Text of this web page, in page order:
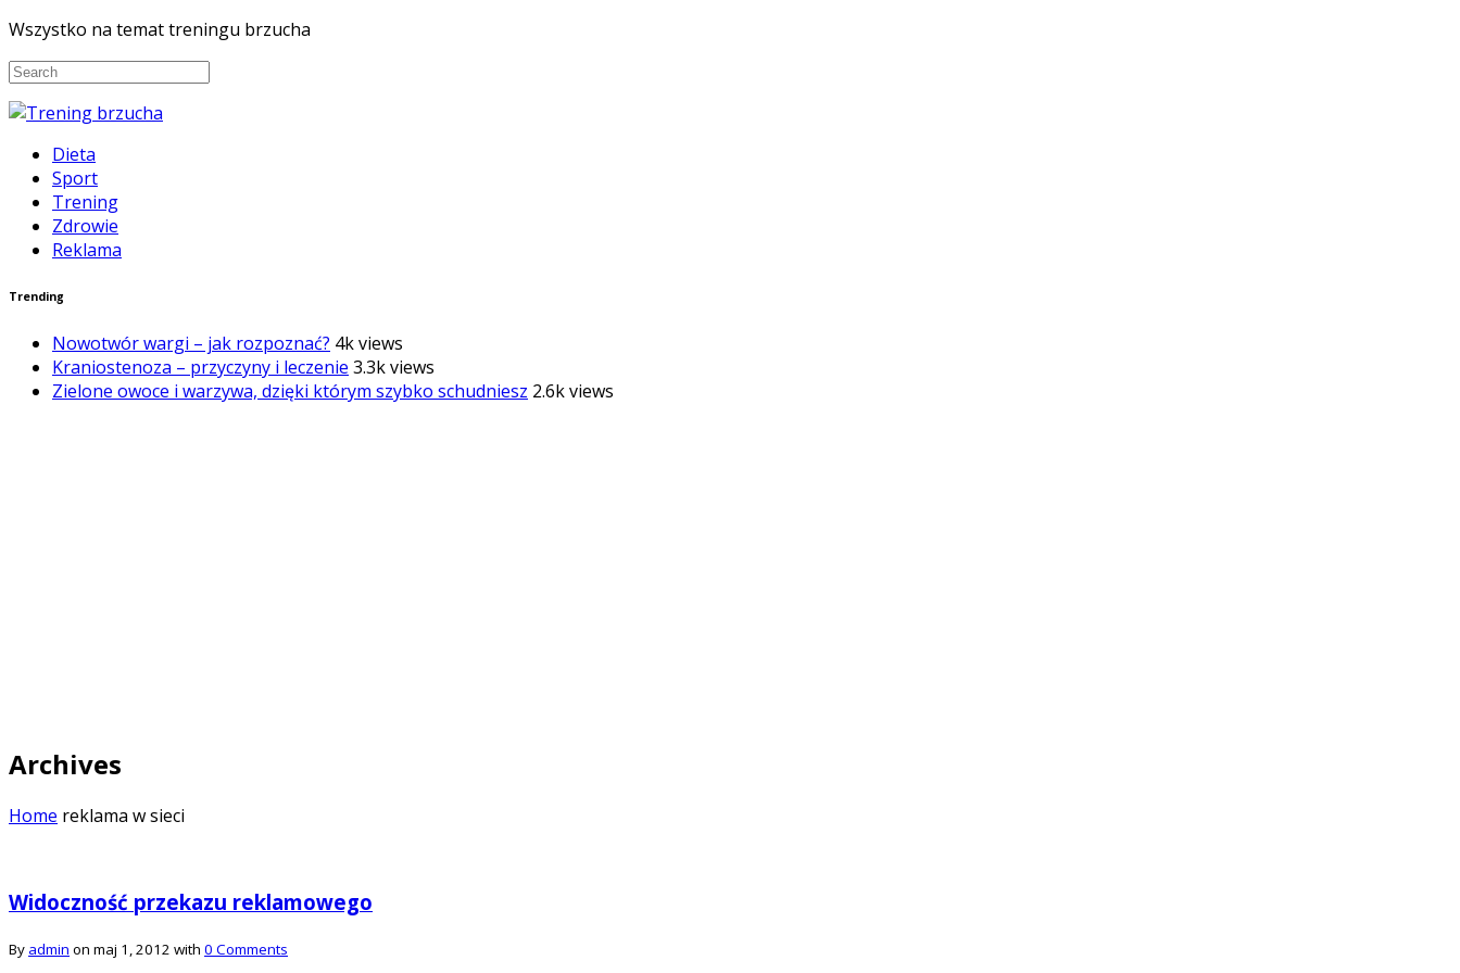
Wszystko na temat treningu brzucha
Dieta
Sport
Trening
Zdrowie
Reklama
Trending
Nowotwór wargi – jak rozpoznać? 4k views
Kraniostenoza – przyczyny i leczenie 3.3k views
Zielone owoce i warzywa, dzięki którym szybko schudniesz 2.6k views
Archives
Home reklama w sieci
Widoczność przekazu reklamowego
By admin on maj 1, 2012 with 0 Comments